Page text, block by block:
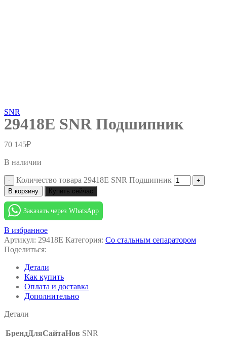
SNR
29418E SNR Подшипник
70 145₽
В наличии
Количество товара 29418E SNR Подшипник
В корзину Купить сейчас
Заказать через WhatsApp
В избранное
Артикул: 29418E Категория: Со стальным сепаратором
Поделиться:
Детали
Как купить
Оплата и доставка
Дополнительно
Детали
БрендДляСайтаНов SNR